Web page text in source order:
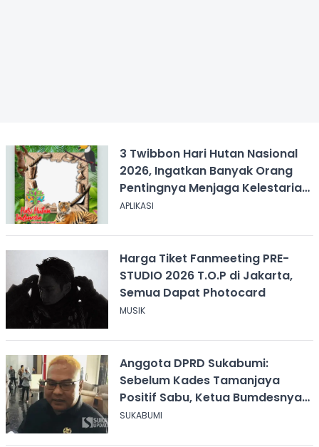
3 Twibbon Hari Hutan Nasional
2026, Ingatkan Banyak Orang
Pentingnya Menjaga Kelestarian
Hutan
APLIKASI
Harga Tiket Fanmeeting PRE-
STUDIO 2026 T.O.P di Jakarta,
Semua Dapat Photocard
MUSIK
Anggota DPRD Sukabumi:
Sebelum Kades Tamanjaya
Positif Sabu, Ketua Bumdesnya
Juga Terjerat Dugaan Narkoba
SUKABUMI